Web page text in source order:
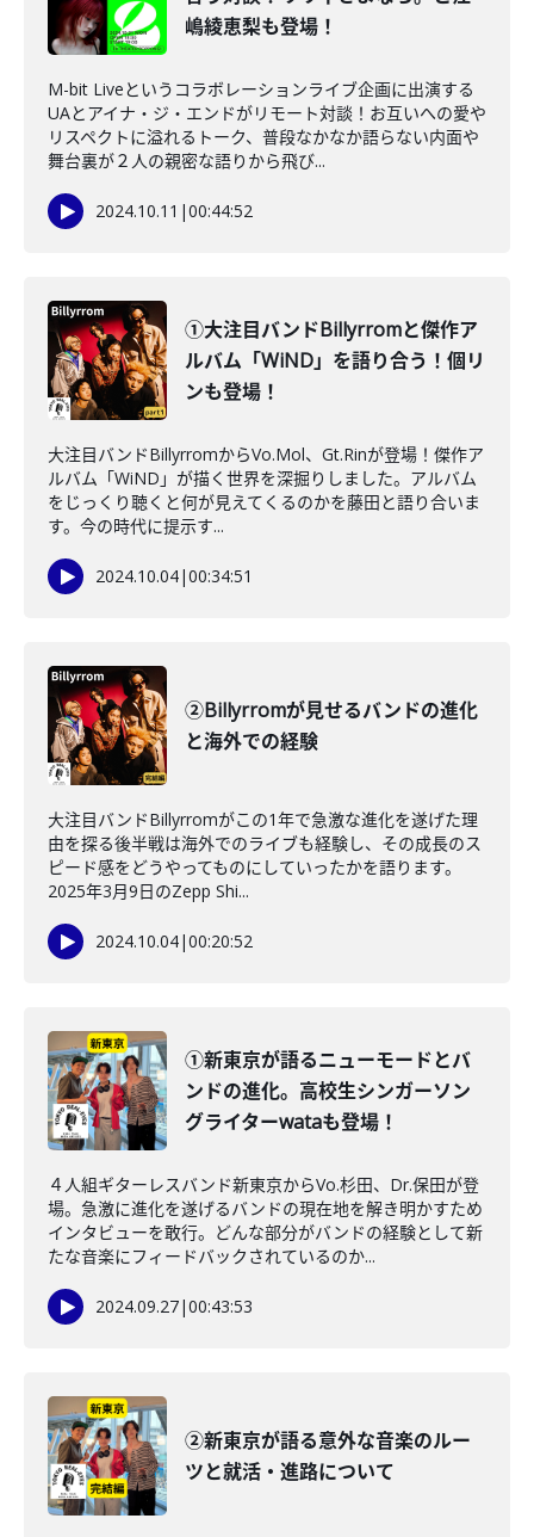
嶋綾恵梨も登場！
M-bit Liveというコラボレーションライブ企画に出演する
UAとアイナ・ジ・エンドがリモート対談！お互いへの愛や
リスペクトに溢れるトーク、普段なかなか語らない内面や
舞台裏が２人の親密な語りから飛び...
2024.10.11 |00:44:52
①大注目バンドBillyrromと傑作ア
ルバム「WiND」を語り合う！個リ
ンも登場！
大注目バンドBillyrromからVo.Mol、Gt.Rinが登場！傑作ア
ルバム「WiND」が描く世界を深掘りしました。アルバム
をじっくり聴くと何が見えてくるのかを藤田と語り合いま
す。今の時代に提示す...
2024.10.04|00:34:51
②Billyrromが見せるバンドの進化
と海外での経験
大注目バンドBillyrromがこの1年で急激な進化を遂げた理
由を探る後半戦は海外でのライブも経験し、その成長のス
ピード感をどうやってものにしていったかを語ります。
2025年3月9日のZepp Shi...
2024.10.04|00:20:52
①新東京が語るニューモードとバ
ンドの進化。高校生シンガーソン
グライターwataも登場！
４人組ギターレスバンド新東京からVo.杉田、Dr.保田が登
場。急激に進化を遂げるバンドの現在地を解き明かすため
インタビューを敢行。どんな部分がバンドの経験として新
たな音楽にフィードバックされているのか...
2024.09.27|00:43:53
②新東京が語る意外な音楽のルー
ツと就活・進路について